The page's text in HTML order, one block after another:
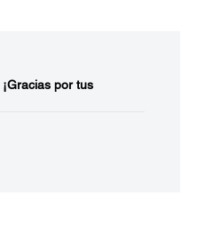
¡Gracias por tus